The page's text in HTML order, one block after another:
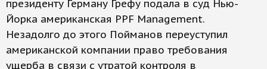
президенту Герману Грефу подала в суд Нью-
Йорка американская PPF Management.
Незадолго до этого Пойманов переуступил
американской компании право требования
ущерба в связи с утратой контроля в